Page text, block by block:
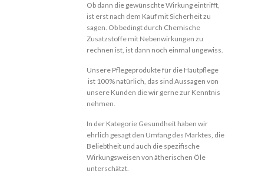
Ob dann die gewünschte Wirkung eintrifft,
ist erst nach dem Kauf mit Sicherheit zu
sagen. Ob bedingt durch Chemische
Zusatzstoffe mit Nebenwirkungen zu
rechnen ist, ist dann noch einmal ungewiss.
Unsere Pflegeprodukte für die Hautpflege
ist 100% natürlich, das sind Aussagen von
unsere Kunden die wir gerne zur Kenntnis
nehmen.
In der Kategorie Gesundheit haben wir
ehrlich gesagt den Umfang des Marktes, die
Beliebtheit und auch die spezifische
Wirkungsweisen von ätherischen Öle
unterschätzt.